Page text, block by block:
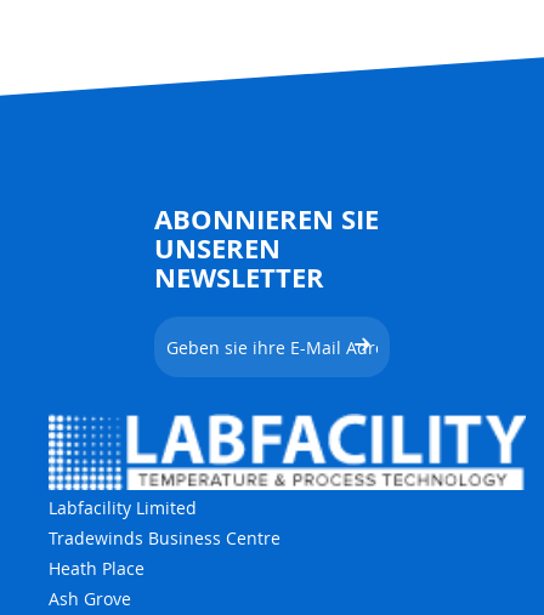
ABONNIEREN SIE
UNSEREN
NEWSLETTER
Labfacility Limited
Tradewinds Business Centre
Heath Place
Ash Grove